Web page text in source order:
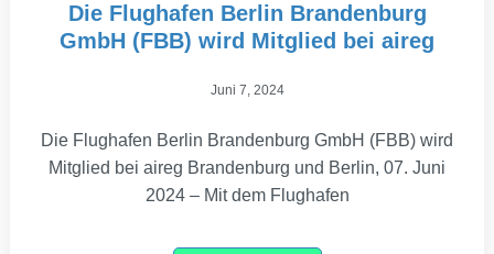
Die Flughafen Berlin Brandenburg
GmbH (FBB) wird Mitglied bei aireg
Juni 7, 2024
Die Flughafen Berlin Brandenburg GmbH (FBB) wird
Mitglied bei aireg Brandenburg und Berlin, 07. Juni
2024 – Mit dem Flughafen